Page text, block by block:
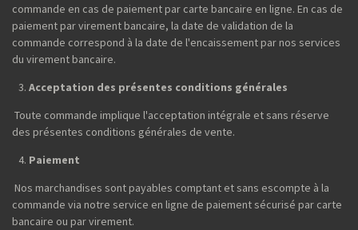
commande en cas de paiement par carte bancaire en ligne. En cas de
paiement par virement bancaire, la date de validation de la
commande correspond à la date de l'encaissement par nos services
du virement bancaire.
Acceptation des présentes conditions générales
Toute commande implique l'acceptation intégrale et sans réserve
des présentes conditions générales de vente.
Paiement
Nos marchandises sont payables comptant et sans escompte à la
commande via notre service en ligne de paiement sécurisé par carte
bancaire ou par virement.